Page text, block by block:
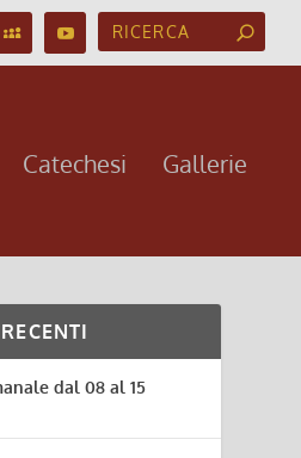
Catechesi Gallerie
dal 08 al 15